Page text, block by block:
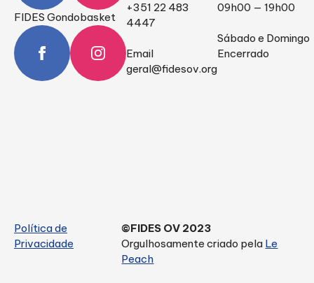
FIDES Gondobasket
+351 22 483
4447
Email
geral@fidesov.org
09h00 — 19h00
Sábado e Domingo
Encerrado
Política de
Privacidade
©FIDES OV 2023
Orgulhosamente criado pela Le
Peach